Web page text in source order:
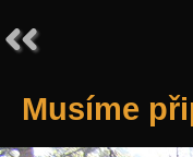
Musíme